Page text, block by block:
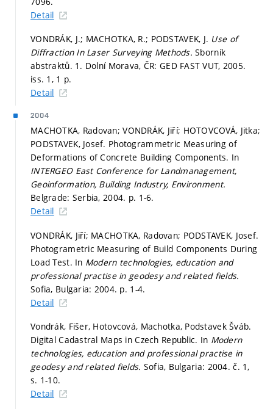
Detail
VONDRÁK, J.; MACHOTKA, R.; PODSTAVEK, J. Use of
Diffraction In Laser Surveying Methods.Sborník
abstraktů. 1. Dolní Morava, ČR: GED FAST VUT, 2005.
iss. 1, 1 p.
Detail
2004
MACHOTKA, Radovan; VONDRÁK, Jiří; HOTOVCOVÁ, Jitka;
PODSTAVEK, Josef. Photogrammetric Measuring of
Deformations of Concrete Building Components. In
INTERGEO East Conference for Landmanagement,
Geoinformation, Building Industry, Environment.
Belgrade: Serbia, 2004. p. 1-6.
Detail
VONDRÁK, Jiří; MACHOTKA, Radovan; PODSTAVEK, Josef.
Photogrametric Measuring of Build Components During
Load Test. In Modern technologies, education and
professional practise in geodesy and related fields.
Sofia, Bulgaria: 2004. p. 1-4.
Detail
Vondrák, Fišer, Hotovcová, Machotka, Podstavek Šváb.
Digital Cadastral Maps in Czech Republic. In Modern
technologies, education and professional practise in
geodesy and related fields. Sofia, Bulgaria: 2004. č. 1,
s. 1-10.
Detail